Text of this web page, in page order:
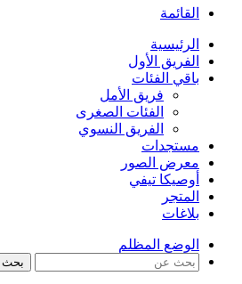
القائمة
الرئيسية
الفريق الأول
باقي الفئات
فريق الأمل
الفئات الصغرى
الفريق النسوي
مستجدات
معرض الصور
أوصيكا تيفي
المتجر
بلاغات
الوضع المظلم